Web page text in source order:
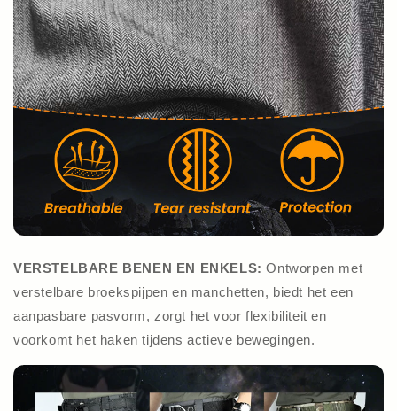
VERSTELBARE BENEN EN ENKELS:Ontworpen met
verstelbare broekspijpen en manchetten, biedt het een
aanpasbare pasvorm, zorgt het voor flexibiliteit en
voorkomt het haken tijdens actieve bewegingen.